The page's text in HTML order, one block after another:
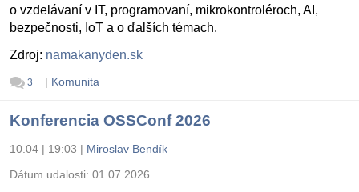
o vzdelávaní v IT, programovaní, mikrokontroléroch, AI,
bezpečnosti, IoT a o ďalších témach.
Zdroj: namakanyden.sk
3 | Komunita
Konferencia OSSConf 2026
10.04 | 19:03 | Miroslav Bendík
Dátum udalosti: 01.07.2026